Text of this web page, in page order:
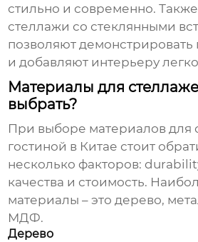
стильно и современно.
стеллажи со стеклянными
позволяют
и добавляют интерьеру
Материалы для
выбрать?
При выборе материалов для
гостиной в Китае стоит
несколько факторов:
качества и стоимость.
материалы – это дерево,
МДФ.
Дерево